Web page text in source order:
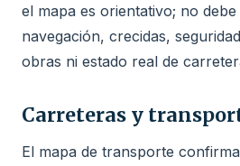
el mapa es orientativo; no
navegación, crecidas,
obras ni estado real de
Carreteras y
El mapa de transporte